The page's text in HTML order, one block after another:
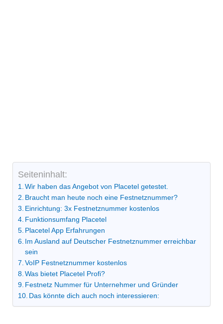
Seiteninhalt:
Wir haben das Angebot von Placetel getestet.
Braucht man heute noch eine Festnetznummer?
Einrichtung: 3x Festnetznummer kostenlos
Funktionsumfang Placetel
Placetel App Erfahrungen
Im Ausland auf Deutscher Festnetznummer erreichbar
sein
VoIP Festnetznummer kostenlos
Was bietet Placetel Profi?
Festnetz Nummer für Unternehmer und Gründer
Das könnte dich auch noch interessieren: